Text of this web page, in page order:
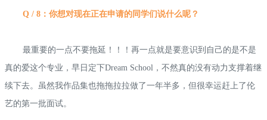
Q / 8：你想对现在正在申请的同学们说什么呢？
最重要的一点不要拖延！！！再一点就是要意识到自己的是不是
真的爱这个专业，早日定下Dream School，不然真的没有动力支撑着继
续下去。虽然我作品集也拖拖拉拉做了一年半多，但很幸运赶上了伦
艺的第一批面试。